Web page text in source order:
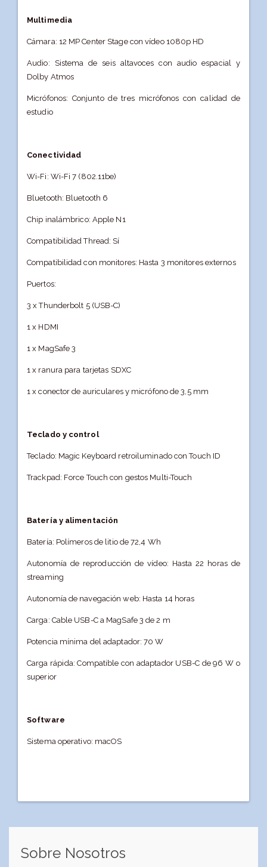
Multimedia
Cámara: 12 MP Center Stage con vídeo 1080p HD
Audio: Sistema de seis altavoces con audio espacial y
Dolby Atmos
Micrófonos: Conjunto de tres micrófonos con calidad de
estudio
Conectividad
Wi-Fi: Wi-Fi 7 (802.11be)
Bluetooth: Bluetooth 6
Chip inalámbrico: Apple N1
Compatibilidad Thread: Sí
Compatibilidad con monitores: Hasta 3 monitores externos
Puertos:
3 x Thunderbolt 5 (USB-C)
1 x HDMI
1 x MagSafe 3
1 x ranura para tarjetas SDXC
1 x conector de auriculares y micrófono de 3,5 mm
Teclado y control
Teclado: Magic Keyboard retroiluminado con Touch ID
Trackpad: Force Touch con gestos Multi-Touch
Batería y alimentación
Batería: Polímeros de litio de 72,4 Wh
Autonomía de reproducción de vídeo: Hasta 22 horas de
streaming
Autonomía de navegación web: Hasta 14 horas
Carga: Cable USB-C a MagSafe 3 de 2 m
Potencia mínima del adaptador: 70 W
Carga rápida: Compatible con adaptador USB-C de 96 W o
superior
Software
Sistema operativo: macOS
Sobre Nosotros